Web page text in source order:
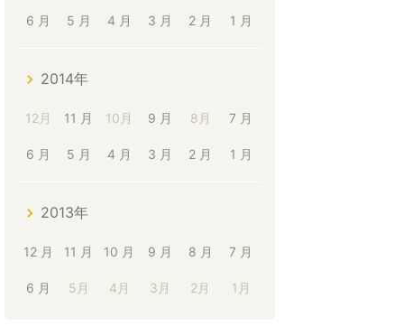
6 月 5 月 4 月 3 月 2 月 1 月
2014年
12月 11 月 10月 9 月 8月 7 月
6 月 5 月 4 月 3 月 2 月 1 月
2013年
12 月 11 月 10 月 9 月 8 月 7 月
6 月 5月 4月 3月 2月 1月